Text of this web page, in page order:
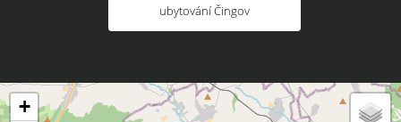
ubytování Čingov
+